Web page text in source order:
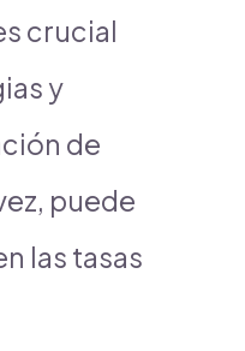
crucial
y
de
puede
las tasas